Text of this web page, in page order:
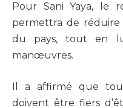
Pour Sani Yaya, le
permettra de réduire
du pays, tout en
manœuvres.
Il a affirmé que
doivent être fiers